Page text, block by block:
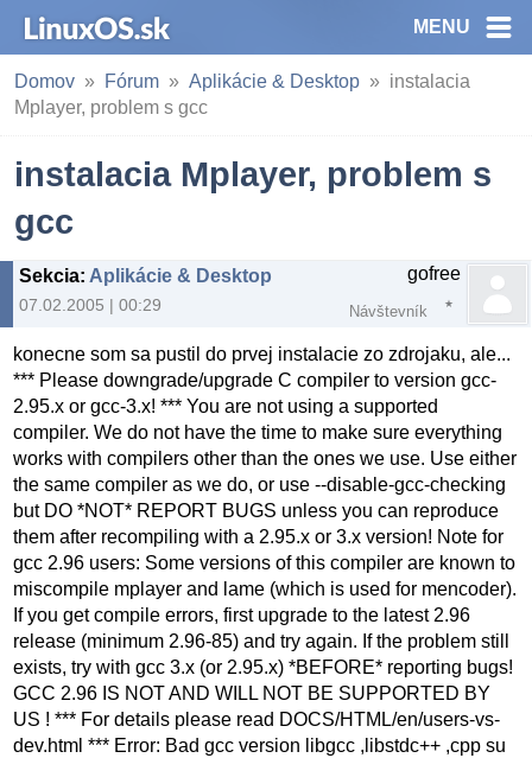
MENU
Domov Fórum Aplikácie & Desktop
instalacia
Mplayer, problem s gcc
instalacia Mplayer, problem s
gcc
Sekcia: Aplikácie & Desktop
07.02.2005 | 00:29
gofree
Návštevník
konecne som sa pustil do prvej instalacie zo zdrojaku, ale...
*** Please downgrade/upgrade C compiler to version gcc-
2.95.x or gcc-3.x! *** You are not using a supported
compiler. We do not have the time to make sure everything
works with compilers other than the ones we use. Use either
the same compiler as we do, or use --disable-gcc-checking
but DO *NOT* REPORT BUGS unless you can reproduce
them after recompiling with a 2.95.x or 3.x version! Note for
gcc 2.96 users: Some versions of this compiler are known to
miscompile mplayer and lame (which is used for mencoder).
If you get compile errors, first upgrade to the latest 2.96
release (minimum 2.96-85) and try again. If the problem still
exists, try with gcc 3.x (or 2.95.x) *BEFORE* reporting bugs!
GCC 2.96 IS NOT AND WILL NOT BE SUPPORTED BY
US ! *** For details please read DOCS/HTML/en/users-vs-
dev.html *** Error: Bad gcc version libgcc ,libstdc++ ,cpp su